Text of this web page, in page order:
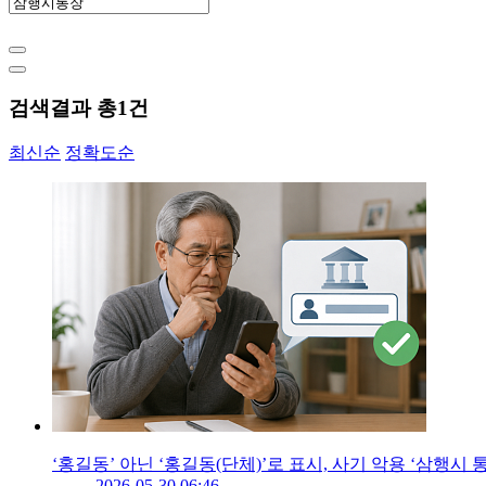
검색결과 총1건
최신순 정확도순
‘홍길동’ 아닌 ‘홍길동(단체)’로 표시, 사기 악용 ‘삼행시